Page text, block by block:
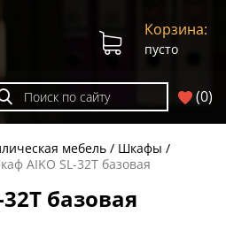
(0)
Корзина:
пусто
мебель
Шкафы
AIKO SL-32Т базовая
базовая